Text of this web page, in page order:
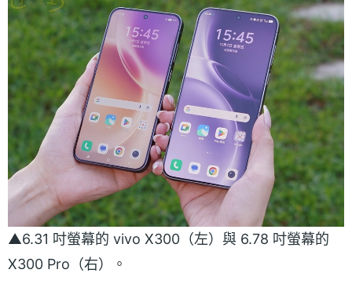
▲6.31 吋螢幕的 vivo X300（左）與 6.78 吋螢幕的
X300 Pro（右）。